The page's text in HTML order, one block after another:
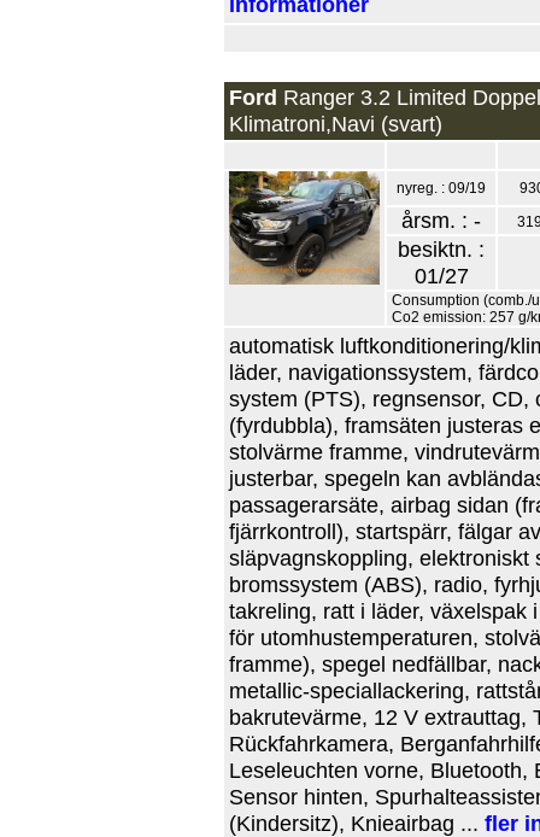
Ford Ranger 3.2 Limited
Klimatroni,Navi (svart)
nyreg. : 09/19
årsm. : -
besiktn. :
01/27
Consumption (comb./
Co2 emission: 257 g/
automatisk luftkonditionering/
läder, navigationssystem,
system (PTS), regnsensor,
(fyrdubbla), framsäten justeras
stolvärme framme,
justerbar, spegeln kan
passagerarsäte, airbag sidan
fjärrkontroll), startspärr, fälgar
släpvagnskoppling, elektroniskt
bromssystem (ABS), radio,
takreling, ratt i läder, växelspak
för utomhustemperaturen,
framme), spegel nedfällbar,
metallic-speciallackering,
bakrutevärme, 12 V extrauttag,
Rückfahrkamera,
Leseleuchten vorne, Bluetooth,
Sensor hinten,
(Kindersitz), Knieairbag ... fler